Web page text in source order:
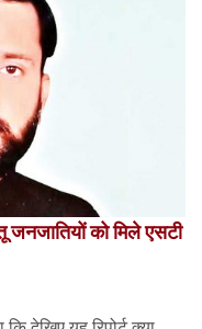
जनजातियों को मिले एसटी